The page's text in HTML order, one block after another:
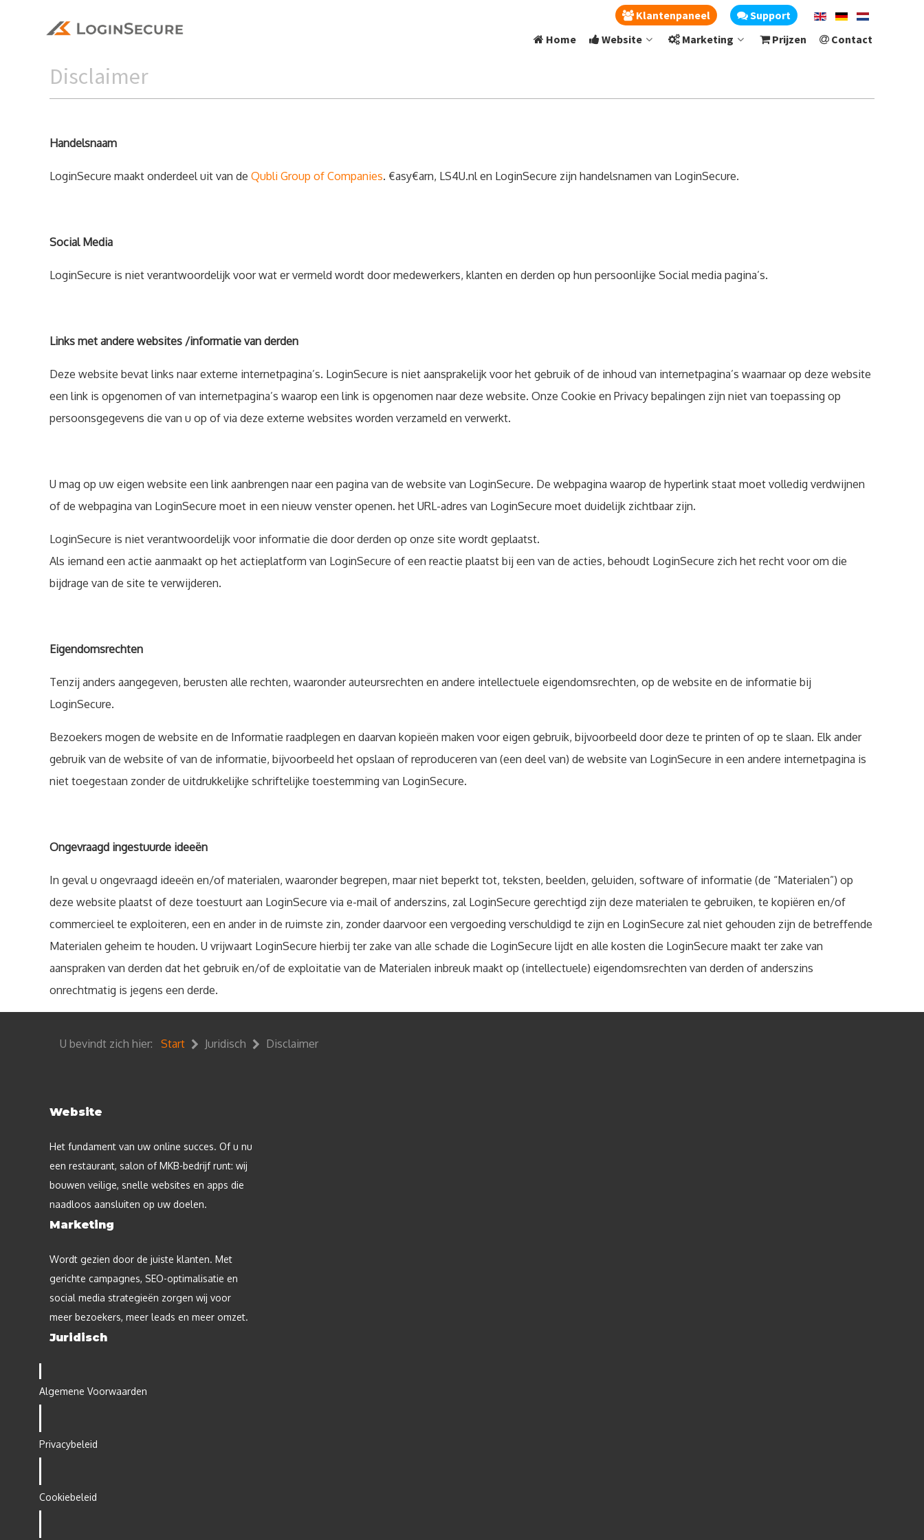
Klantenpaneel
Support
Home
Website Marketing Prijzen Contact
Disclaimer
Handelsnaam
LoginSecure maakt onderdeel uit van de Qubli Group of Companies. €asy€arn, LS4U.nl en LoginSecure zijn handelsnamen van LoginSecure.
Social Media
LoginSecure is niet verantwoordelijk voor wat er vermeld wordt door medewerkers, klanten en derden op hun persoonlijke Social media pagina’s.
Links met andere websites /informatie van derden
Deze website bevat links naar externe internetpagina’s. LoginSecure is niet aansprakelijk voor het gebruik of de inhoud van internetpagina’s waarnaar op deze website
een link is opgenomen of van internetpagina’s waarop een link is opgenomen naar deze website. Onze Cookie en Privacy bepalingen zijn niet van toepassing op
persoonsgegevens die van u op of via deze externe websites worden verzameld en verwerkt.
U mag op uw eigen website een link aanbrengen naar een pagina van de website van LoginSecure. De webpagina waarop de hyperlink staat moet volledig verdwijnen
of de webpagina van LoginSecure moet in een nieuw venster openen. het URL-adres van LoginSecure moet duidelijk zichtbaar zijn.
LoginSecure is niet verantwoordelijk voor informatie die door derden op onze site wordt geplaatst.
Als iemand een actie aanmaakt op het actieplatform van LoginSecure of een reactie plaatst bij een van de acties, behoudt LoginSecure zich het recht voor om die
bijdrage van de site te verwijderen.
Eigendomsrechten
Tenzij anders aangegeven, berusten alle rechten, waaronder auteursrechten en andere intellectuele eigendomsrechten, op de website en de informatie bij
LoginSecure.
Bezoekers mogen de website en de Informatie raadplegen en daarvan kopieën maken voor eigen gebruik, bijvoorbeeld door deze te printen of op te slaan. Elk ander
gebruik van de website of van de informatie, bijvoorbeeld het opslaan of reproduceren van (een deel van) de website van LoginSecure in een andere internetpagina is
niet toegestaan zonder de uitdrukkelijke schriftelijke toestemming van LoginSecure.
Ongevraagd ingestuurde ideeën
In geval u ongevraagd ideeën en/of materialen, waaronder begrepen, maar niet beperkt tot, teksten, beelden, geluiden, software of informatie (de “Materialen”) op
deze website plaatst of deze toestuurt aan LoginSecure via e-mail of anderszins, zal LoginSecure gerechtigd zijn deze materialen te gebruiken, te kopiëren en/of
commercieel te exploiteren, een en ander in de ruimste zin, zonder daarvoor een vergoeding verschuldigd te zijn en LoginSecure zal niet gehouden zijn de betreffende
Materialen geheim te houden. U vrijwaart LoginSecure hierbij ter zake van alle schade die LoginSecure lijdt en alle kosten die LoginSecure maakt ter zake van
aanspraken van derden dat het gebruik en/of de exploitatie van de Materialen inbreuk maakt op (intellectuele) eigendomsrechten van derden of anderszins
onrechtmatig is jegens een derde.
U bevindt zich hier: Start Juridisch Disclaimer
Website
Het fundament van uw online succes. Of u nu
een restaurant, salon of MKB-bedrijf runt: wij
bouwen veilige, snelle websites en apps die
naadloos aansluiten op uw doelen.
Marketing
Wordt gezien door de juiste klanten. Met
gerichte campagnes, SEO-optimalisatie en
social media strategieën zorgen wij voor
meer bezoekers, meer leads en meer omzet.
Juridisch
Algemene Voorwaarden
Privacybeleid
Cookiebeleid